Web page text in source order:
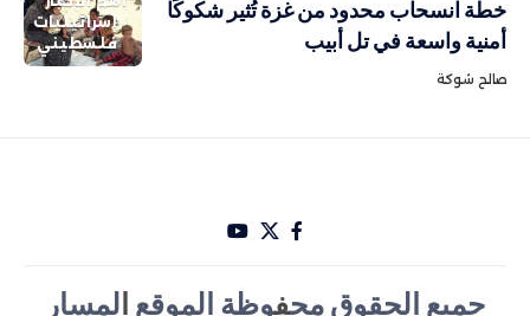
إسرائيليات
فلسطيني
خطة انسحاب محدود من غزة تُثير شكوكًا
أمنية واسعة في تل أبيب
صالح شوكة
جميع الحقوق محفوظة الموقع المسار